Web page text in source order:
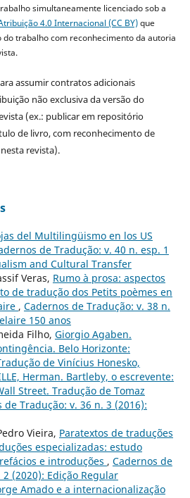
simultaneamente licenciado sob a
4.0 Internacional (CC BY)que
trabalho com reconhecimento da autoria
assumir contratos adicionais
não exclusiva da versão do
(ex.: publicar em repositório
de livro, com reconhecimento de
revista).
del Multilingüismo en los US
de Tradução: v. 40 n. esp. 1
and Cultural Transfer
Veras, Rumo à prosa: aspectos
de tradução dos Petits poèmes en
, Cadernos de Tradução: v. 38 n.
150 anos
Filho, Giorgio Agaben.
Belo Horizonte:
de Vinícius Honesko,
Herman. Bartleby, o escrevente:
Street. Tradução de Tomaz
de Tradução: v. 36 n. 3 (2016):
Vieira, Paratextos de traduções
especializadas: estudo
e introduções , Cadernos de
(2020): Edição Regular
Amado e a internacionalização